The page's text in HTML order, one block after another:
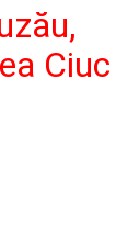
Ciuc